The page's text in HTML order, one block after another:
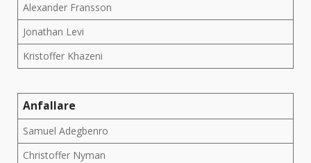
Alexander Fransson
Jonathan Levi
Kristoffer Khazeni
Anfallare
Samuel Adegbenro
Christoffer Nyman